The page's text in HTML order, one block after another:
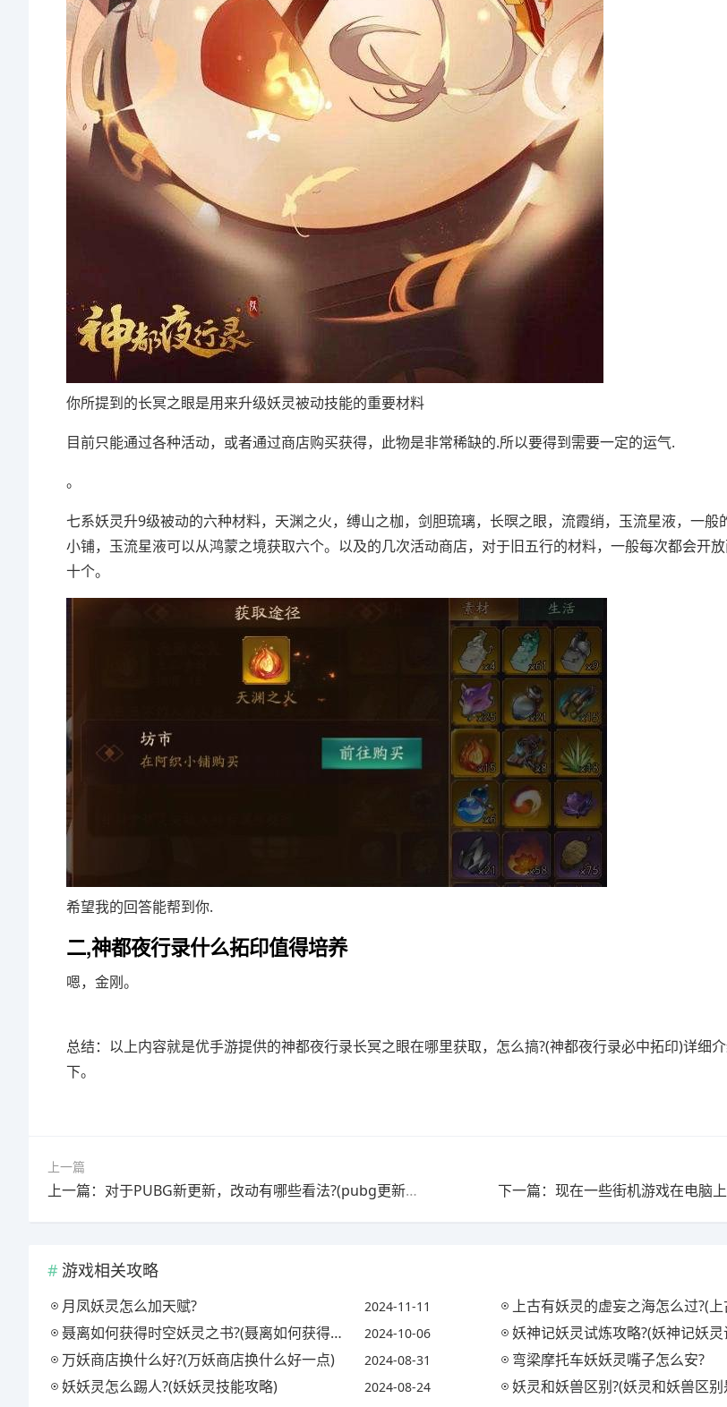
你所提到的长冥之眼是用来升级妖灵被动技能的重要材料
目前只能通过各种活动，或者通过商店购买获得，此物是非常稀缺的.所以要得到需要一定的运气.
。
七系妖灵升9级被动的六种材料，天渊之火，缚山之枷，剑胆琉璃，长暝之眼，流霞绡，玉流星液，一般
小铺，玉流星液可以从鸿蒙之境获取六个。以及的几次活动商店，对于旧五行的材料，一般每次都会开
十个。
希望我的回答能帮到你.
二,神都夜行录什么拓印值得培养
嗯，金刚。
总结：以上内容就是优手游提供的神都夜行录长冥之眼在哪里获取，怎么搞?(神都夜行录必中拓印)详细
下。
上一篇
上一篇：对于PUBG新更新，改动有哪些看法?(pubg更新了什么内容)
游戏相关攻略
月凤妖灵怎么加天赋? 2024-11-11 上古有妖灵的虚妄之海怎么过?(
聂离如何获得时空妖灵之书?(聂离如何获得时空妖灵之书视频) 2024-10-06 妖神记妖灵试炼攻略?(妖神记妖灵试
万妖商店换什么好?(万妖商店换什么好一点) 2024-08-31 弯梁摩托车妖妖灵嘴子怎么安?
妖妖灵怎么踢人?(妖妖灵技能攻略) 2024-08-24 妖灵和妖兽区别?(妖灵和妖兽区